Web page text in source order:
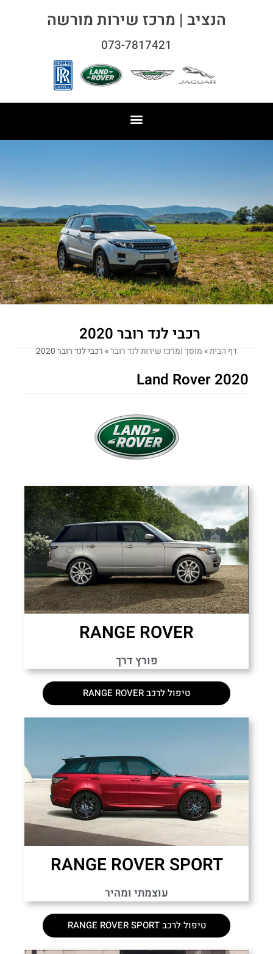
הנציב | מרכז שירות מורשה
073-7817421
רכבי לנד רובר 2020
דף הבית»מוסך ומרכז שירות לנד רובר»רכבי לנד רובר 2020
Land Rover 2020
RANGE ROVER
פורץ דרך
טיפול לרכב RANGE ROVER
RANGE ROVER SPORT
עוצמתי ומהיר
טיפול לרכב RANGE ROVER SPORT